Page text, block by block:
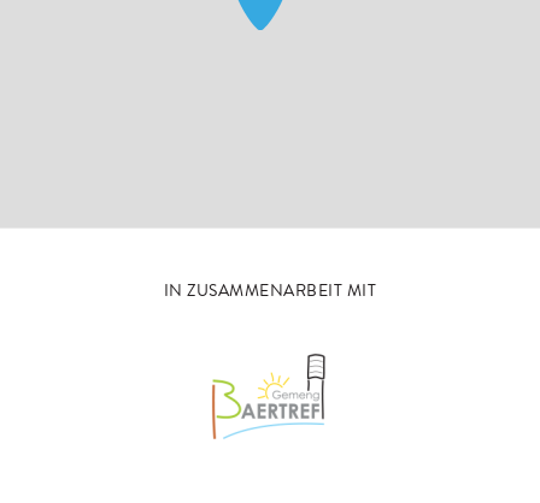
IN ZUSAMMENARBEIT MIT